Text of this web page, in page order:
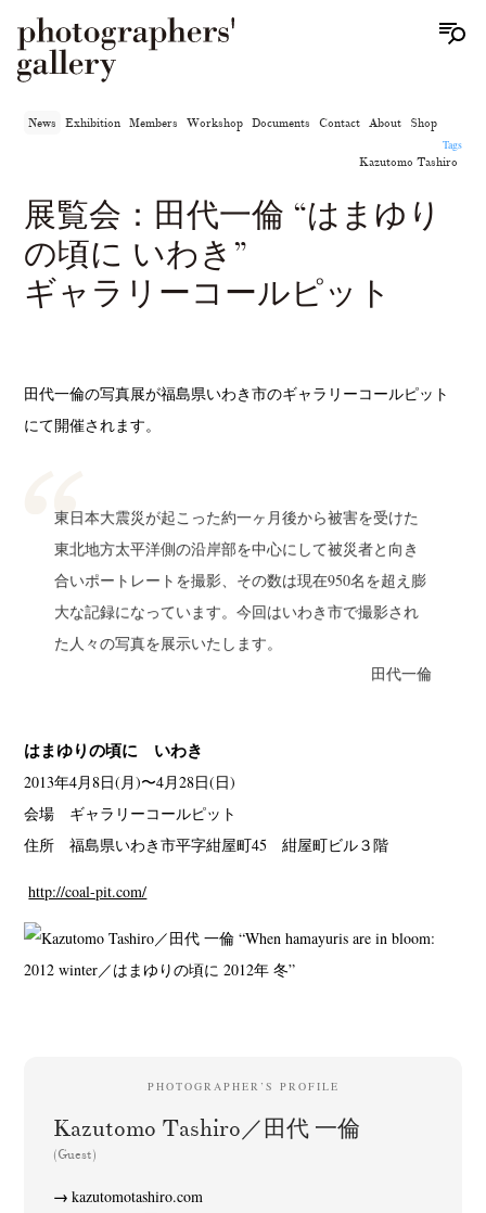
News Exhibition Members Workshop Documents Contact About
Shop
Tags
Kazutomo Tashiro
展覧会：田代一倫 “はまゆり
の頃に いわき”
ギャラリーコールピット
田代一倫の写真展が福島県いわき市のギャラリーコールピット
にて開催されます。
東日本大震災が起こった約一ヶ月後から被害を受けた
東北地方太平洋側の沿岸部を中心にして被災者と向き
合いポートレートを撮影、その数は現在950名を超え膨
大な記録になっています。今回はいわき市で撮影され
た人々の写真を展示いたします。
田代一倫
はまゆりの頃に いわき
2013年4月8日(月)〜4月28日(日)
会場 ギャラリーコールピット
住所 福島県いわき市平字紺屋町45 紺屋町ビル３階
http://coal-pit.com/
PHOTOGRAPHER’S PROFILE
Kazutomo Tashiro／田代 一倫
(Guest)
kazutomotashiro.com